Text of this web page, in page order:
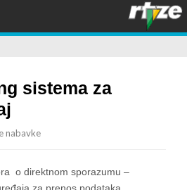
sistema za
nabavke
o direktnom sporazumu –